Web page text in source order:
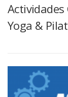
Actividades
Yoga &